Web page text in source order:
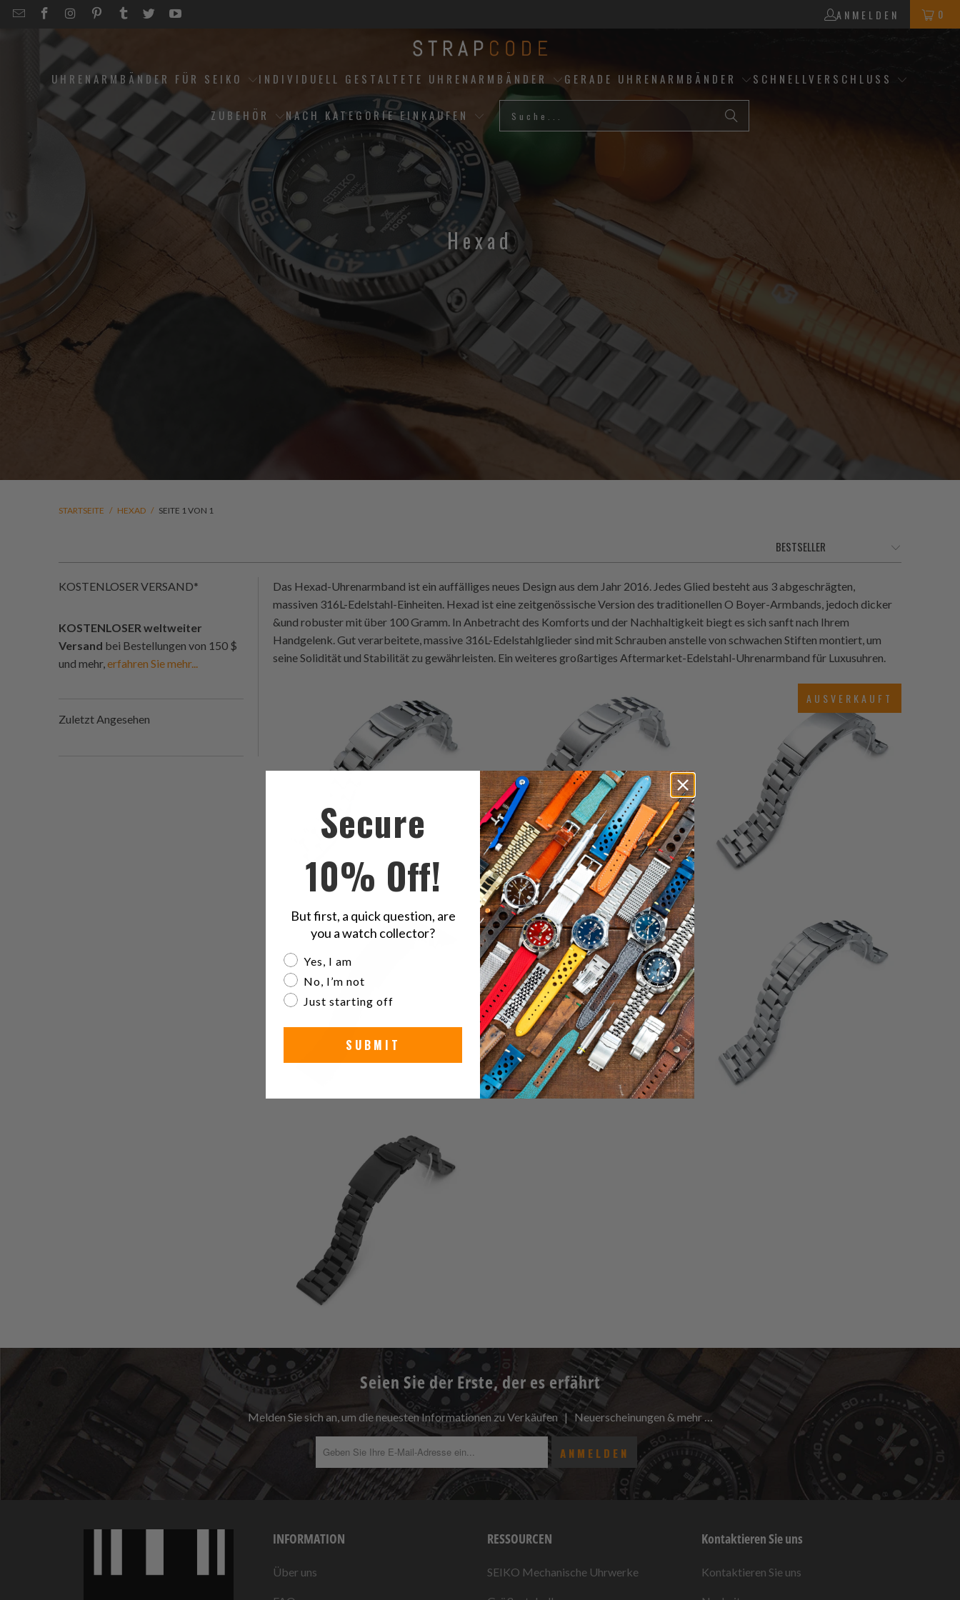
EMAILSTRAPCODE
FACEBOOK
STRAPCODE
INSTAGRAM
STRAPCODE
PINTEREST
STRAPCODE
STRAPCODE
TWITTER
STRAPCODE
YOUTUBE
ANMELDEN 0
UHRENARMBÄNDER FÜR SEIKO INDIVIDUELL GESTALTETE UHRENARMBÄNDER GERADE UHRENARMBÄNDER SCHNELLVERSCHLUSS
ZUBEHÖR NACH KATEGORIE EINKAUFEN
Hexad
STARTSEITE / HEXAD / SEITE 1 VON 1
KOSTENLOSER VERSAND*
KOSTENLOSER weltweiter
Versand bei Bestellungen von 150 $
und mehr,erfahren Sie mehr...
Zuletzt Angesehen
Das Hexad-Uhrenarmband ist ein auffälliges neues Design aus dem Jahr 2016. Jedes Glied besteht aus 3 abgeschrägten,
massiven 316L-Edelstahl-Einheiten. Hexad ist eine zeitgenössische Version des traditionellen O Boyer-Armbands, jedoch dicker
&und robuster mit über 100 Gramm. In Anbetracht des Komforts und der Nachhaltigkeit biegt es sich sanft nach Ihrem
Handgelenk. Gut verarbeitete, massive 316L-Edelstahlglieder sind mit Schrauben anstelle von schwachen Stiften montiert, um
seine Solidität und Stabilität zu gewährleisten. Ein weiteres großartiges Aftermarket-Edelstahl-Uhrenarmband für Luxusuhren.
gesamt
Bewertungen
$72.99
gesamt
Bewertungen
$72.99
7
gesamt
Bewertungen
AUSVERKAUFT
(5)
Bewertungen
$100.99
(4)4
gesamt
Bewertungen
$107.99
Bewertungen
$93.99
(6)6
Bewertungen
Seien Sie der Erste, der es erfährt
Melden Sie sich an, um die neuesten Informationen zu Verkäufen | Neuerscheinungen & mehr …
INFORMATION
Über uns
RESSOURCEN
SEIKO Mechanische Uhrwerke
Kontaktieren Sie uns
Kontaktieren Sie uns
Secure
10% Off!
But first, a quick question, are
you a watch collector?
Are you a watch collector?
Yes, I am
No, I’m not
Just starting off
SUBMIT